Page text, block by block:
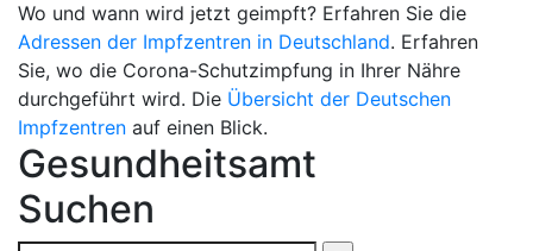
Wo und wann wird jetzt geimpft? Erfahren Sie die
Adressen der Impfzentren in Deutschland. Erfahren
Sie, wo die Corona-Schutzimpfung in Ihrer Nähre
durchgeführt wird. Die Übersicht der Deutschen
Impfzentren auf einen Blick.
Gesundheitsamt
Suchen